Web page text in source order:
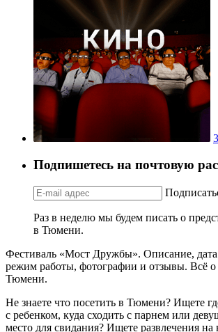
Подпишетесь на почтовую
Раз в неделю мы будем писать о
в Тюмени.
Фестиваль «Мост Дружбы». Описание, дата
режим работы, фотографии и отзывы. Всё о
Тюмени.
Не знаете что посетить в Тюмени? Ищете
с ребенком, куда сходить с парнем или
место для свидания? Ищете развлечения